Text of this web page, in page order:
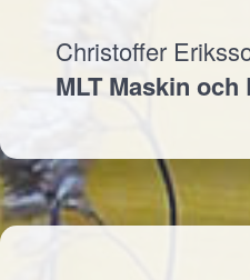
Christoffer
MLT Maskin